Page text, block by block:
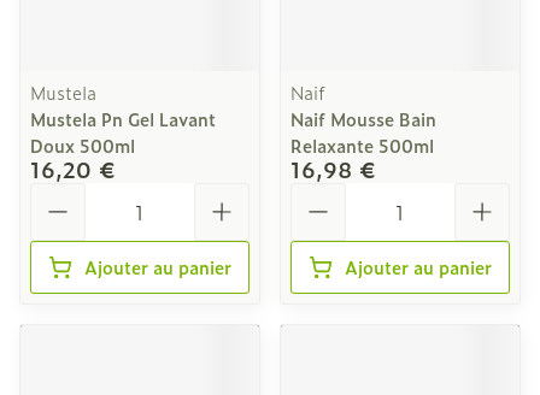
Mustela
Mustela Pn Gel Lavant
Doux 500ml
16,20 €
Ajouter au panier
Naif
Naif Mousse Bain
Relaxante 500ml
16,98 €
Ajouter au panier